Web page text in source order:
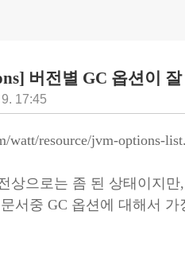
버전별 GC 옵션이
17:45
watt/resource/jvm-options-
상으로는 좀 된 상태이지만,
서중 GC 옵션에 대해서